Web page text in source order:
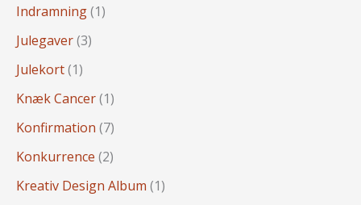
Indramning(1)
Julegaver(3)
Julekort(1)
Knæk Cancer(1)
Konfirmation (7)
Konkurrence (2)
Kreativ Design Album (1)